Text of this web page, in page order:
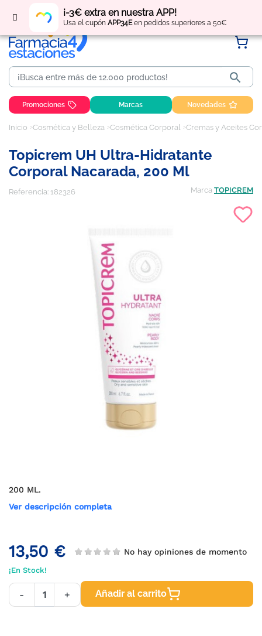
¡-3€ extra en nuestra APP!
Usa el cupón APP34Een pedidos superiores a 50€
Regístratey obtén puntos por tus compras

Promociones Marcas Novedades
Inicio Cosmética y Belleza Cosmética Corporal Cremas y Aceites
Topicrem UH Ultra-Hidratante
Corporal Nacarada, 200 Ml
Referencia: 182326 Marca TOPICREM
200 ML.
Ver descripción completa
13,50 € No hay opiniones de momento
¡En Stock!
- + Añadir al carrito